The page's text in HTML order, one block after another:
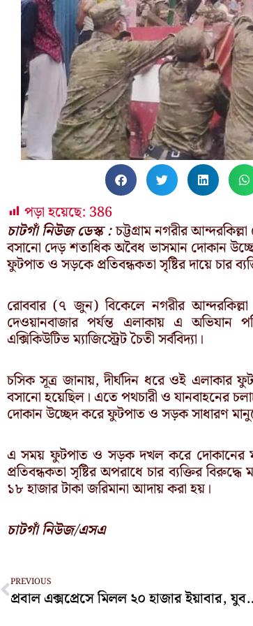
পড়া হয়েছে: 386
চাটগাঁ নিউজ ডেস্ক :চট্টগ্রাম নগরীর
বসানো দেড় শতাধিক অবৈধ ভাসমান দোকান
ফুটপাত ও সড়কে প্রতিবন্ধকতা সৃষ্টির দায়ে চার
রোববার (৭ জুন) বিকেলে নগরীর
দেওয়ানবাজার পর্যন্ত এলাকায় এ অভিযান
এক্সিকিউটিভ ম্যাজিস্ট্রেট চৈতী সর্ববিদ্যা।
চসিক সূত্র জানায়, দীর্ঘদিন ধরে ওই
বসানো হয়েছিল। এতে পথচারী ও যানবাহনের
দোকান উচ্ছেদ করে ফুটপাত ও সড়ক সাধারণ
এ সময় ফুটপাত ও সড়ক দখল করে দোকানের
প্রতিবন্ধকতা সৃষ্টির অপরাধে চার ব্যক্তির
১৮ হাজার টাকা জরিমানা আদায় করা হয়।
চাটগাঁ নিউজ/এসএ
Prev
PREVIOUS
প্রবাল